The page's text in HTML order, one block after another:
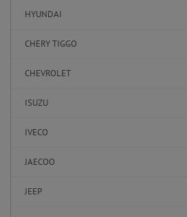
HYUNDAI
CHERY TIGGO
CHEVROLET
ISUZU
IVECO
JAECOO
JEEP